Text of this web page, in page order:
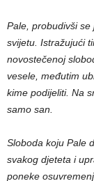
Pale, probudivši
svijetu. Istražujući
novostečenoj
vesele, međutim
kime podijeliti. Na
samo san.
Sloboda koju Pale
svakog djeteta i
poneke